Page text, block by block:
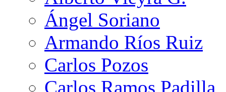
Ángel Soriano
Armando Ríos Ruiz
Carlos Pozos
Carlos Ramos Padilla